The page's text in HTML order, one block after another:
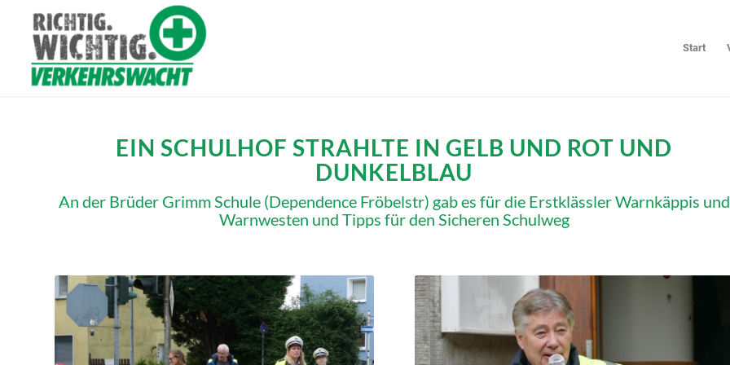
Start
EIN SCHULHOF STRAHLTE IN GELB UND ROT UND
DUNKELBLAU
An der Brüder Grimm Schule (Dependence Fröbelstr) gab es für die Erstklässler Warnkäppis und
Warnwesten und Tipps für den Sicheren Schulweg